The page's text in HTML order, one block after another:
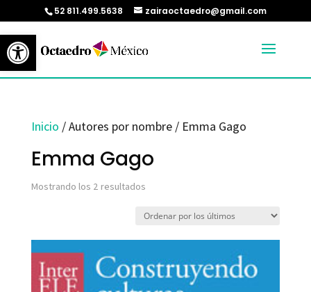
Abrir barra de herramientas
52 811.499.5638 zairaoctaedro@gmail.com
Inicio / Autores por nombre / Emma Gago
Emma Gago
Mostrando los 2 resultadosOrdenado